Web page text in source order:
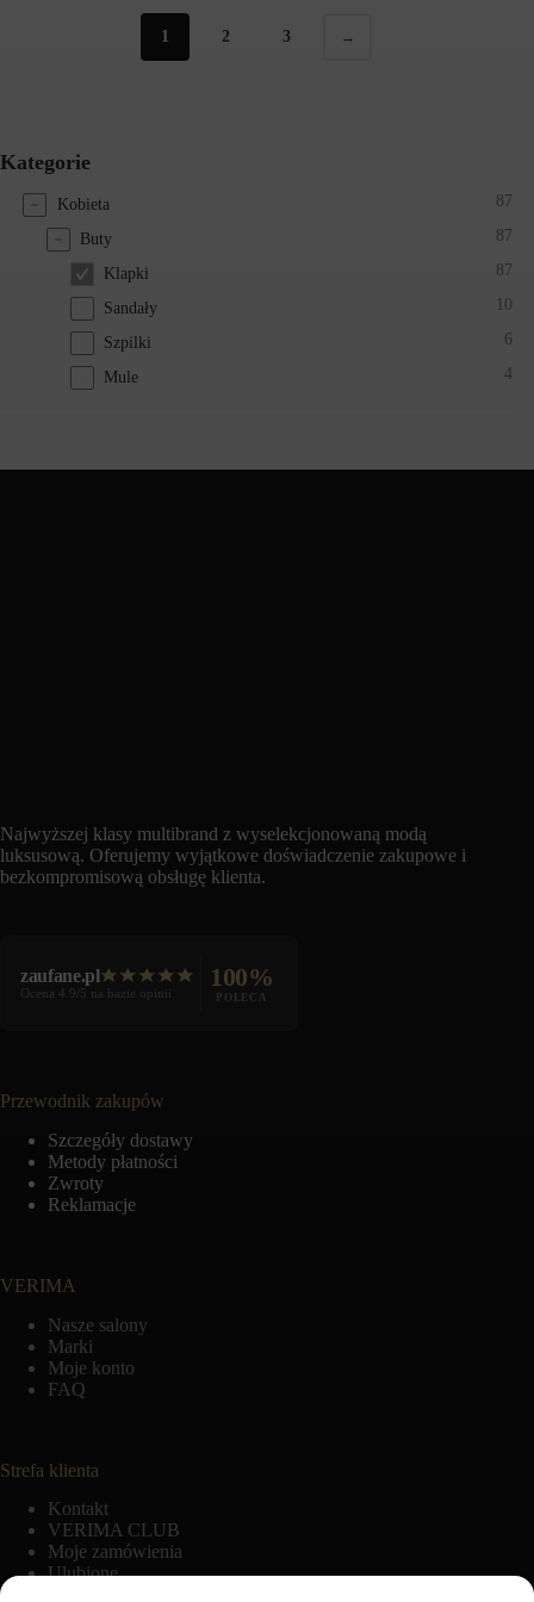
1 2 3 →
Kategorie
Kobieta 87
Buty 87
Klapki 87
Sandały 10
Szpilki 6
Mule 4
Najwyższej klasy multibrand z wyselekcjonowaną modą
luksusową. Oferujemy wyjątkowe doświadczenie zakupowe i
bezkompromisową obsługę klienta.
zaufane.pl
Ocena 4.9/5 na bazie opinii
100%
POLECA
Przewodnik zakupów
Szczegóły dostawy
Metody płatności
Zwroty
Reklamacje
VERIMA
Nasze salony
Marki
Moje konto
FAQ
Strefa klienta
Kontakt
VERIMA CLUB
Moje zamówienia
Ulubione